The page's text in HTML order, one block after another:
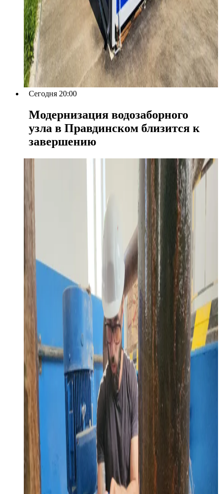
Сегодня 20:00
Модернизация водозаборного
узла в Правдинском близится к
завершению